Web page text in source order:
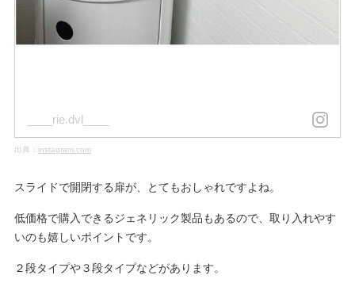
____rie.dvl____
出典： instagram.com
スライドで開閉する扉が、とてもおしゃれですよね。
低価格で購入できるジェネリック製品もあるので、取り入れやす
いのも嬉しいポイントです。
２段タイプや３段タイプなどがあります。